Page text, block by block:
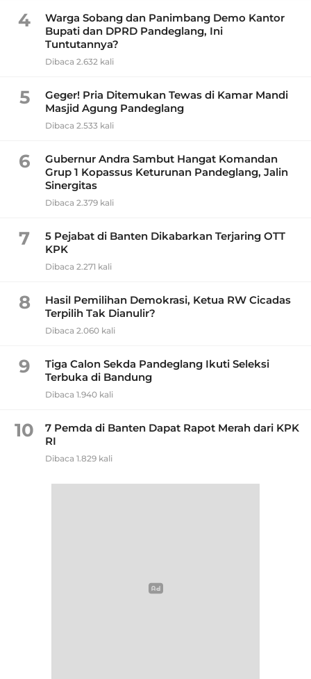
4
Warga Sobang dan Panimbang Demo Kantor
Bupati dan DPRD Pandeglang, Ini
Tuntutannya?
Dibaca 2.632 kali
5
Geger! Pria Ditemukan Tewas di Kamar Mandi
Masjid Agung Pandeglang
Dibaca 2.533 kali
6
Gubernur Andra Sambut Hangat Komandan
Grup 1 Kopassus Keturunan Pandeglang, Jalin
Sinergitas
Dibaca 2.379 kali
7
5 Pejabat di Banten Dikabarkan Terjaring OTT
KPK
Dibaca 2.271 kali
8
Hasil Pemilihan Demokrasi, Ketua RW Cicadas
Terpilih Tak Dianulir?
Dibaca 2.060 kali
9
Tiga Calon Sekda Pandeglang Ikuti Seleksi
Terbuka di Bandung
Dibaca 1.940 kali
10
7 Pemda di Banten Dapat Rapot Merah dari KPK
RI
Dibaca 1.829 kali